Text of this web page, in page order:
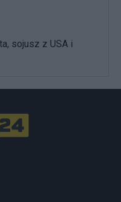
sojusz z USA i